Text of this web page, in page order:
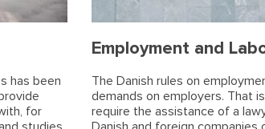
has been
for
Employment and
The Danish rules on
demands on employers. That
require the assistance of a